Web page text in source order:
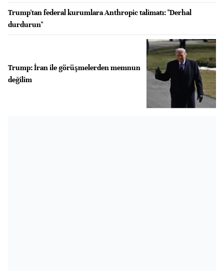
Trump'tan federal kurumlara Anthropic talimatı: "Derhal
durdurun"
Trump: İran ile görüşmelerden memnun
değilim